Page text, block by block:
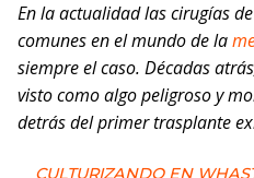
En la actualidad las cirugías
comunes en el mundo de la
siempre el caso. Décadas
visto como algo peligroso y
detrás del primer trasplante
CULTURIZANDO EN